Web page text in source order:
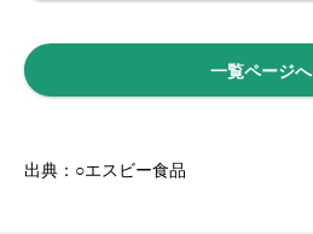
一覧ページへ
出典：○エスビー食品